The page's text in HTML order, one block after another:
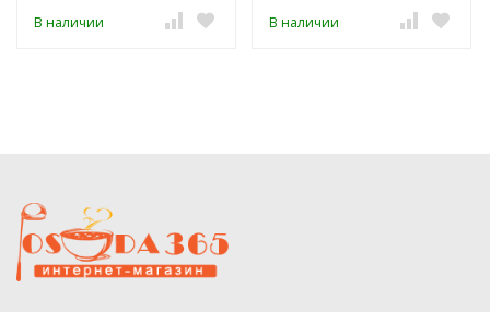
В наличии В наличии